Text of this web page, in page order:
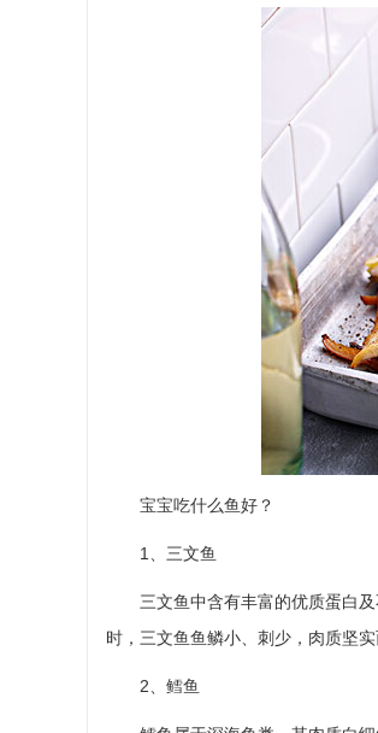
宝宝吃什么鱼好？
1、三文鱼
三文鱼中含有丰富的优质蛋白及
时，三文鱼鱼鳞小、刺少，肉质坚
2、鳕鱼